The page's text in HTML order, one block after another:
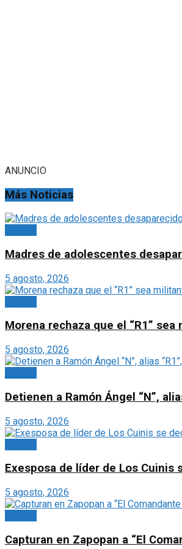
ANUNCIO
Más Noticias
Madres de adolescentes
5 agosto, 2026
Morena rechaza que el “R1”
5 agosto, 2026
Detienen a Ramón Ángel “N”,
5 agosto, 2026
Exesposa de líder de Los Cuinis
5 agosto, 2026
Capturan en Zapopan a “El